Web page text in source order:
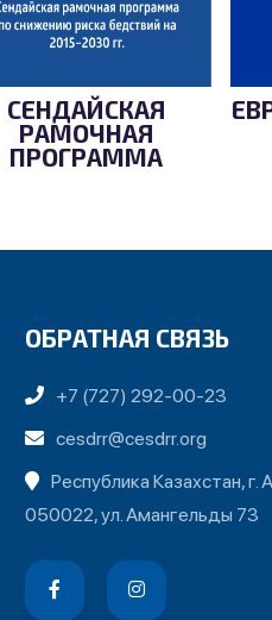
СЕНДАЙСКАЯ
РАМОЧНАЯ
ПРОГРАММА
ОБРАТНАЯ СВЯЗЬ
+7 (727) 292-00-23
cesdrr@cesdrr.org
Республика Казахстан, г.
050022, ул. Амангельды 73